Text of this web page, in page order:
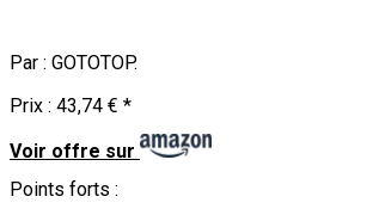
Par : GOTOTOP.
Prix : 43,74 € *
Voir offre sur
Points forts :